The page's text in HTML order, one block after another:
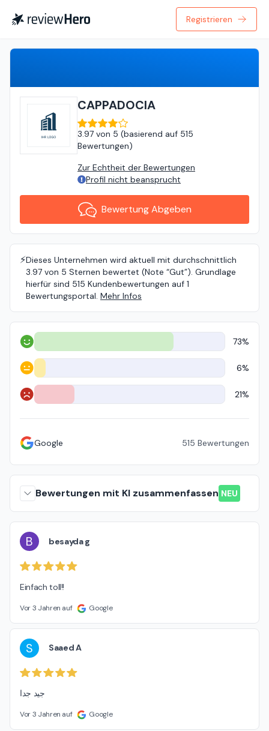
Registrieren
CAPPADOCIA
3.97 von 5 (basierend auf 515
Bewertungen)
Zur Echtheit der Bewertungen
Profil nicht beansprucht
Bewertung Abgeben
⚡️Dieses Unternehmen wird aktuell mit durchschnittlich
3.97 von 5 Sternen bewertet (Note “Gut”). Grundlage
hierfür sind 515 Kundenbewertungen auf 1
Bewertungsportal. Mehr Infos
Positiv 73%
Neutral 6%
Negativ 21%
Google 515 Bewertungen
Bewertungen mit KI zusammenfassen NEU
B besayda g
Einfach toll!!
Vor 3 Jahren auf Google
S Saaed A
جيد جدا
Vor 3 Jahren auf Google